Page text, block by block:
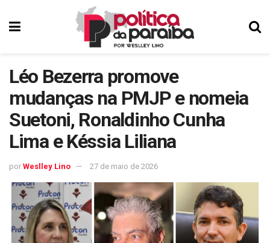
Léo Bezerra promove
mudanças na PMJP e nomeia
Suetoni, Ronaldinho Cunha
Lima e Késsia Liliana
por Weslley Lino 27 de maio de 2026